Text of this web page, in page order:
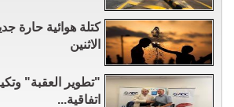
كتلة هوائية حارة
الاثنين
"تطوير العقبة"
اتفاقية...